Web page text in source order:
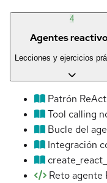
4
Agentes
Lecciones y ejercicios
Patrón
Tool calling
Bucle del
Integración
Reto agente